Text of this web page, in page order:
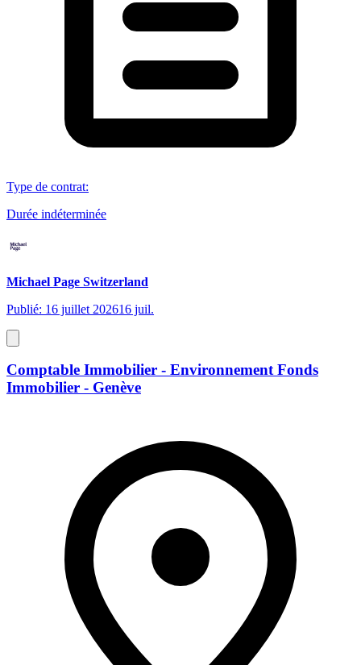
Type de contrat:
Durée indéterminée
Michael Page Switzerland
Publié: 16 juillet 202616 juil.
Comptable Immobilier - Environnement Fonds
Immobilier - Genève